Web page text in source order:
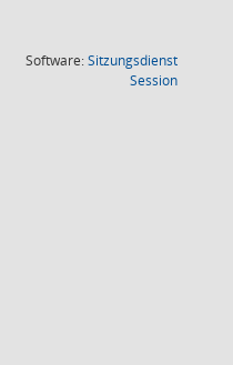
Software:Sitzungsdienst
Session(Wird in